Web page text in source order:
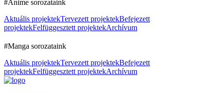
#Anime sorozataink
Aktuális projektekTervezett projektekBefejezett
projektekFelfüggesztett projektekArchívum
#Manga sorozataink
Aktuális projektekTervezett projektekBefejezett
projektekFelfüggesztett projektekArchívum